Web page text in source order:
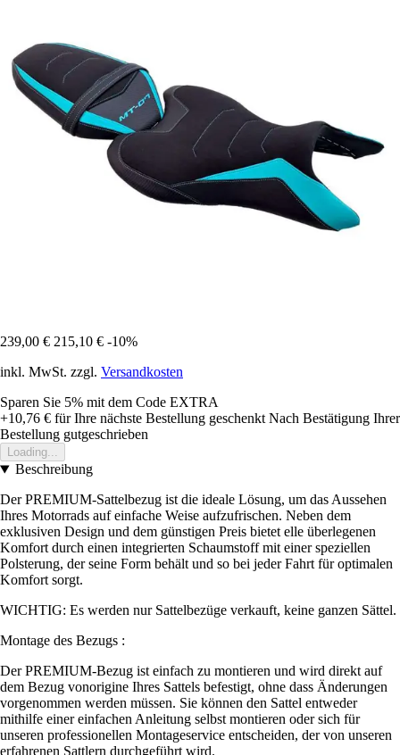
239,00 € 215,10 € -10%
inkl. MwSt. zzgl. Versandkosten
Sparen Sie 5% mit dem Code EXTRA
+10,76 € für Ihre nächste Bestellung geschenkt Nach Bestätigung Ihrer
Bestellung gutgeschrieben
Loading...
Beschreibung
Der PREMIUM-Sattelbezug ist die ideale Lösung, um das Aussehen
Ihres Motorrads auf einfache Weise aufzufrischen. Neben dem
exklusiven Design und dem günstigen Preis bietet elle überlegenen
Komfort durch einen integrierten Schaumstoff mit einer speziellen
Polsterung, der seine Form behält und so bei jeder Fahrt für optimalen
Komfort sorgt.
WICHTIG: Es werden nur Sattelbezüge verkauft, keine ganzen Sättel.
Montage des Bezugs :
Der PREMIUM-Bezug ist einfach zu montieren und wird direkt auf
dem Bezug vonorigine Ihres Sattels befestigt, ohne dass Änderungen
vorgenommen werden müssen. Sie können den Sattel entweder
mithilfe einer einfachen Anleitung selbst montieren oder sich für
unseren professionellen Montageservice entscheiden, der von unseren
erfahrenen Sattlern durchgeführt wird.